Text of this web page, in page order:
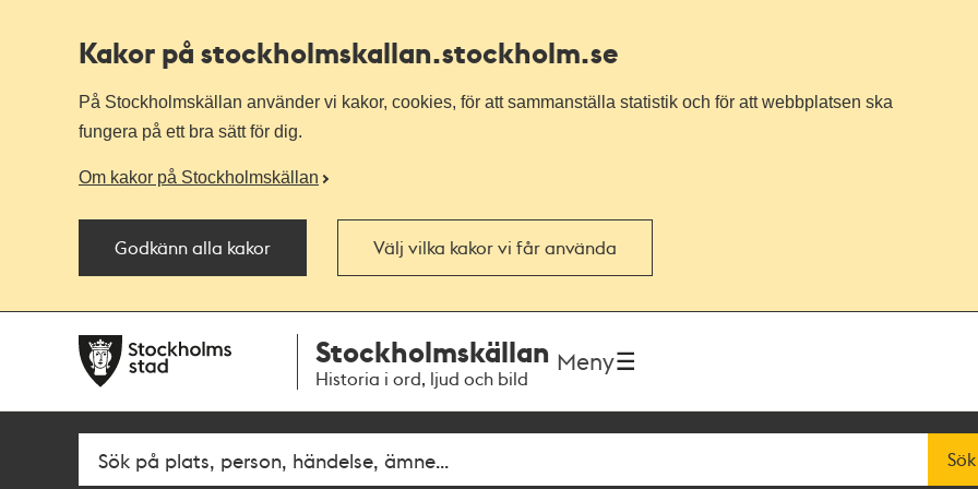
Kakor på stockholmskallan.stockholm.se
På Stockholmskällan använder vi kakor, cookies, för att sammanställa statistik och för att webbplatsen ska
fungera på ett bra sätt för dig.
Om kakor på Stockholmskällan
Godkänn alla kakor Välj vilka kakor vi får använda
navigationen
huvudinnehållet
Stockholmskällan
Historia i ord, ljud och bild
Meny
Fritextsök Sök